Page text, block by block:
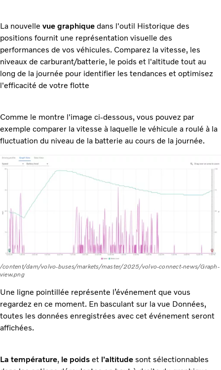
La nouvelle vue graphique dans l'outil Historique des
positions fournit une représentation visuelle des
performances de vos véhicules. Comparez la vitesse, les
niveaux de carburant/batterie, le poids et l'altitude tout au
long de la journée pour identifier les tendances et optimisez
l'efficacité de votre flotte
Comme le montre l'image ci-dessous, vous pouvez par
exemple comparer la vitesse à laquelle le véhicule a roulé à la
fluctuation du niveau de la batterie au cours de la journée.
/content/dam/volvo-buses/markets/master/2025/volvo-connect-news/Graph-
view.png
Une ligne pointillée représente l’événement que vous
regardez en ce moment. En basculant sur la vue Données,
toutes les données enregistrées avec cet événement seront
affichées.
La température, le poids et l'altitude sont sélectionnables